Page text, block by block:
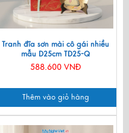
Tranh đĩa sơn mài cô gái nhiều
mẫu D25cm TD25-Q
588.600 VNĐ
Thêm vào giỏ hàng